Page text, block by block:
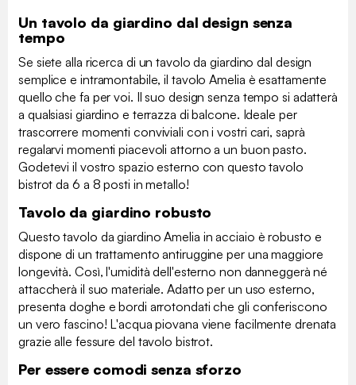
Un tavolo da giardino dal design senza
tempo
Se siete alla ricerca di un tavolo da giardino dal design
semplice e intramontabile, il tavolo Amelia è esattamente
quello che fa per voi. Il suo design senza tempo si adatterà
a qualsiasi giardino e terrazza di balcone. Ideale per
trascorrere momenti conviviali con i vostri cari, saprà
regalarvi momenti piacevoli attorno a un buon pasto.
Godetevi il vostro spazio esterno con questo tavolo
bistrot da 6 a 8 posti in metallo!
Tavolo da giardino robusto
Questo tavolo da giardino Amelia in acciaio è robusto e
dispone di un trattamento antiruggine per una maggiore
longevità. Così, l'umidità dell'esterno non danneggerà né
attaccherà il suo materiale. Adatto per un uso esterno,
presenta doghe e bordi arrotondati che gli conferiscono
un vero fascino! L'acqua piovana viene facilmente drenata
grazie alle fessure del tavolo bistrot.
Per essere comodi senza sforzo